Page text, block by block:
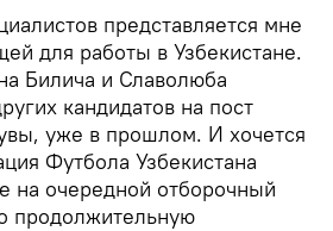
представляется мне
для работы в Узбекистане.
Билича и Славолюба
кандидатов на пост
уже в прошлом. И хочется
Футбола Узбекистана
на очередной отборочный
продолжительную